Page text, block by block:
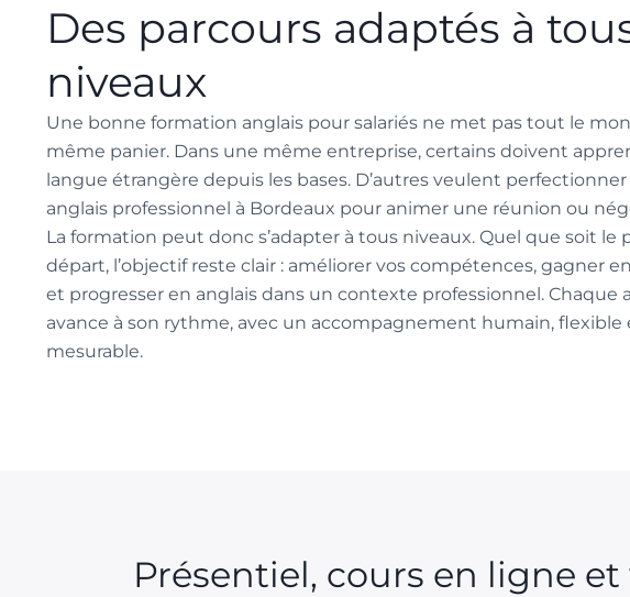
Des parcours adaptés à
niveaux
Une bonne formation anglais pour salariés ne met pas tout le
même panier. Dans une même entreprise, certains doivent
langue étrangère depuis les bases. D’autres veulent
anglais professionnel à Bordeaux pour animer une réunion ou
La formation peut donc s’adapter à tous niveaux. Quel que soit le
départ, l’objectif reste clair : améliorer vos compétences, gagner
et progresser en anglais dans un contexte professionnel. Chaque
avance à son rythme, avec un accompagnement humain, flexible
mesurable.
Présentiel, cours en ligne